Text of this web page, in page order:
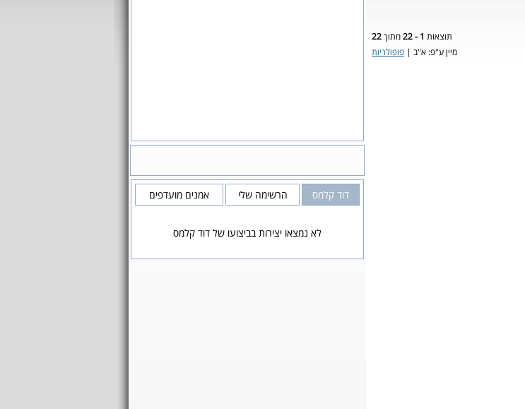
תוצאות 1 - 22 מתוך22
מיין ע"פ: א"ב | פופולריות
דוד קלמס הרשימה שלי אמנים מועדפים
לא נמצאו יצירות בביצועו של דוד קלמס